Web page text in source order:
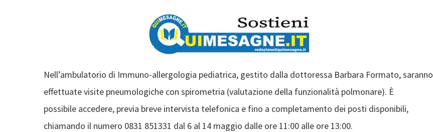
Nell’ambulatorio di Immuno-allergologia pediatrica, gestito dalla dottoressa Barbara Formato, saranno
effettuate visite pneumologiche con spirometria (valutazione della funzionalità polmonare). È
possibile accedere, previa breve intervista telefonica e fino a completamento dei posti disponibili,
chiamando il numero 0831 851331 dal 6 al 14 maggio dalle ore 11:00 alle ore 13:00.